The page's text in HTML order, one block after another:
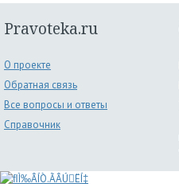
Pravoteka.ru
О проекте
Обратная связь
Все вопросы и ответы
Справочник